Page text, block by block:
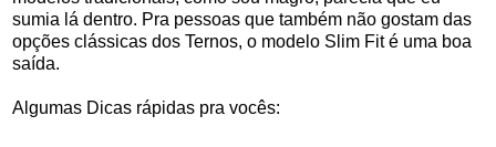
sumia lá dentro. Pra pessoas que também não gostam das
opções clássicas dos Ternos, o modelo Slim Fit é uma boa
saída.
Algumas Dicas rápidas pra vocês: